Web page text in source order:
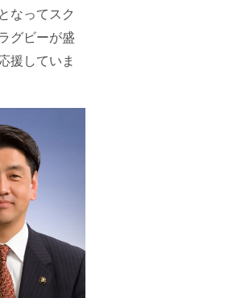
なってスク
グビーが盛
援していま